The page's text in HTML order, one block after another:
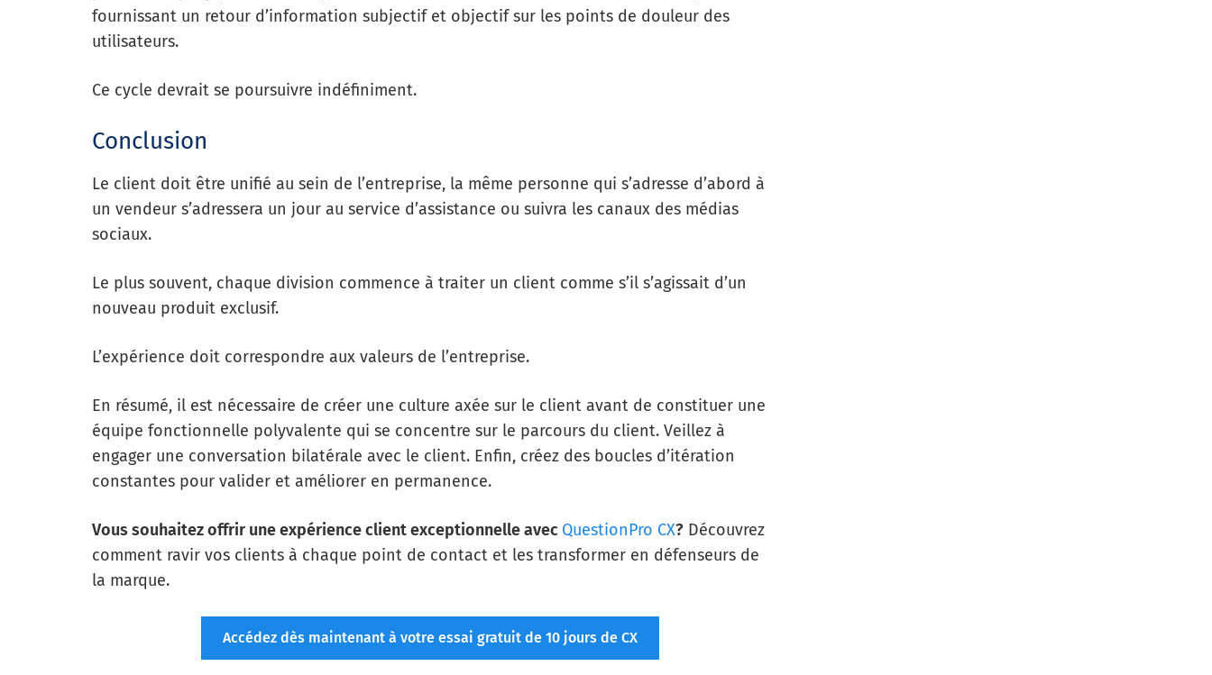
fournissant un retour d’information subjectif et objectif sur les points de douleur des
utilisateurs.
Ce cycle devrait se poursuivre indéfiniment.
Conclusion
Le client doit être unifié au sein de l’entreprise, la même personne qui s’adresse d’abord à
un vendeur s’adressera un jour au service d’assistance ou suivra les canaux des médias
sociaux.
Le plus souvent, chaque division commence à traiter un client comme s’il s’agissait d’un
nouveau produit exclusif.
L’expérience doit correspondre aux valeurs de l’entreprise.
En résumé, il est nécessaire de créer une culture axée sur le client avant de constituer une
équipe fonctionnelle polyvalente qui se concentre sur le parcours du client. Veillez à
engager une conversation bilatérale avec le client. Enfin, créez des boucles d’itération
constantes pour valider et améliorer en permanence.
Vous souhaitez offrir une expérience client exceptionnelle avec QuestionPro CX? Découvrez
comment ravir vos clients à chaque point de contact et les transformer en défenseurs de
la marque.
Accédez dès maintenant à votre essai gratuit de 10 jours de CX